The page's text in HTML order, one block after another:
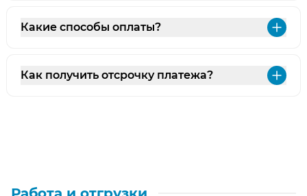
Какие способы оплаты?
Как получить отсрочку платежа?